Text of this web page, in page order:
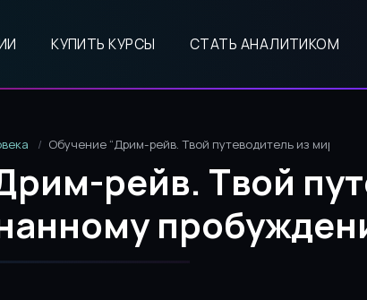
КУПИТЬ КУРСЫ СТАТЬ АНАЛИТИКОМ
Обучение “Дрим-рейв. Твой путеводитель из мира
рейв. Твой